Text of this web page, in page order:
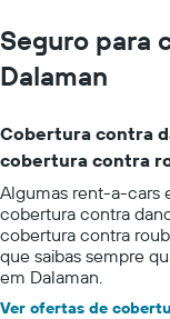
Seguro para
Dalaman
Cobertura contra
cobertura contra
Algumas rent-a-cars
cobertura contra
cobertura contra
que saibas sempre
em Dalaman.
Ver ofertas de